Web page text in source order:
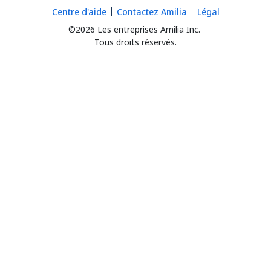
©2026 Les entreprises Amilia Inc.
Tous droits réservés.
Centre d'aide Contactez Amilia Légal